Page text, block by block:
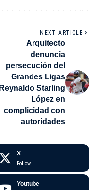
NEXT ARTICLE
Arquitecto
denuncia
persecución del
Grandes Ligas
Reynaldo Starling
López en
complicidad con
autoridades
X
Follow
Youtube